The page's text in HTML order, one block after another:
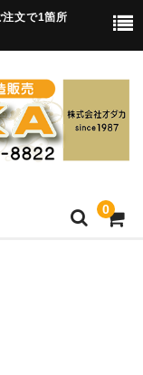
文で1箇所
0